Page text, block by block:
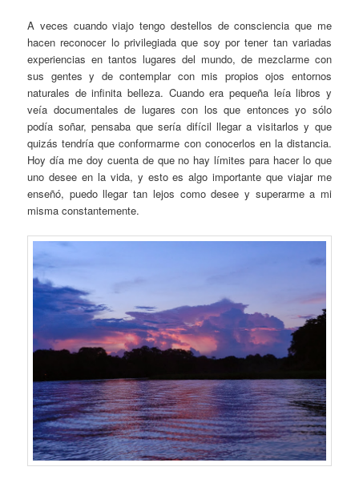
A veces cuando viajo tengo destellos de consciencia que me
hacen reconocer lo privilegiada que soy por tener tan variadas
experiencias en tantos lugares del mundo, de mezclarme con
sus gentes y de contemplar con mis propios ojos entornos
naturales de infinita belleza. Cuando era pequeña leía libros y
veía documentales de lugares con los que entonces yo sólo
podía soñar, pensaba que sería difícil llegar a visitarlos y que
quizás tendría que conformarme con conocerlos en la distancia.
Hoy día me doy cuenta de que no hay límites para hacer lo que
uno desee en la vida, y esto es algo importante que viajar me
enseñó, puedo llegar tan lejos como desee y superarme a mi
misma constantemente.